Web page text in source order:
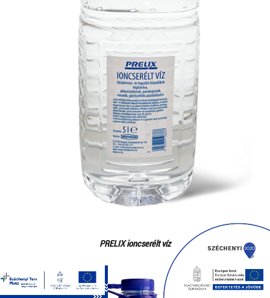
PRELIX ioncserélt víz